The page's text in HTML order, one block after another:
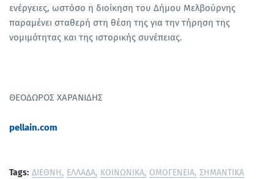
ενέργειες, ωστόσο η διοίκηση του Δήμου Μελβούρνης
παραμένει σταθερή στη θέση της για την τήρηση της
νομιμότητας και της ιστορικής συνέπειας.
ΘΕΟΔΩΡΟΣ ΧΑΡΑΝΙΔΗΣ
pellain.com
Tags: ΔΙΕΘΝΗ ΕΛΛΑΔΑ ΚΟΙΝΩΝΙΚΑ ΟΜΟΓΕΝΕΙΑ ΣΗΜΑΝΤΙΚΑ